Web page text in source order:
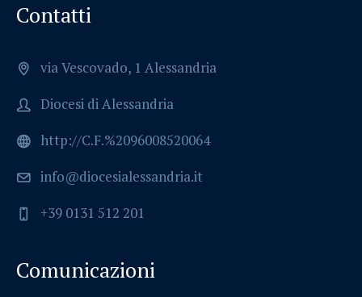
Contatti
via Vescovado, 1 Alessandria
Diocesi di Alessandria
http://C.F.%2096008520064
info@diocesialessandria.it
+39 0131 512 201
Comunicazioni